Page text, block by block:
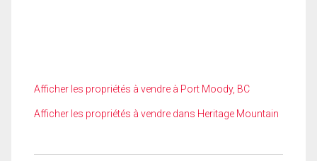
Afficher les propriétés à vendre à Port Moody, BC
Afficher les propriétés à vendre dans Heritage Mountain